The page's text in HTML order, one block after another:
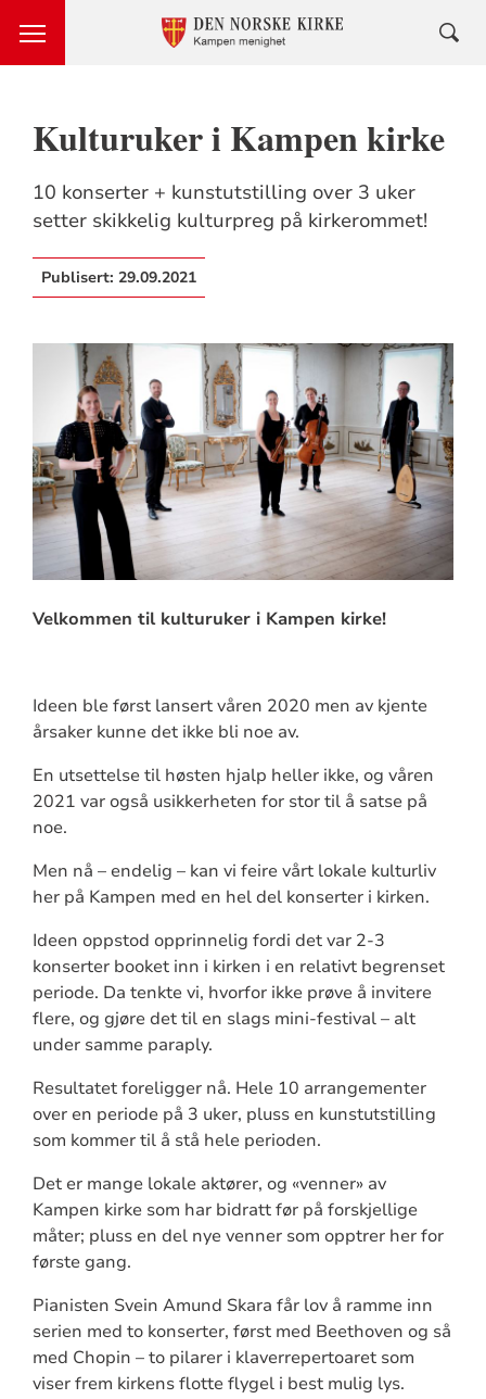
Kulturuker i Kampen kirke
10 konserter + kunstutstilling over 3 uker
setter skikkelig kulturpreg på kirkerommet!
Publisert: 29.09.2021
Velkommen til kulturuker i Kampen kirke!
Ideen ble først lansert våren 2020 men av kjente
årsaker kunne det ikke bli noe av.
En utsettelse til høsten hjalp heller ikke, og våren
2021 var også usikkerheten for stor til å satse på
noe.
Men nå – endelig – kan vi feire vårt lokale kulturliv
her på Kampen med en hel del konserter i kirken.
Ideen oppstod opprinnelig fordi det var 2-3
konserter booket inn i kirken i en relativt begrenset
periode. Da tenkte vi, hvorfor ikke prøve å invitere
flere, og gjøre det til en slags mini-festival – alt
under samme paraply.
Resultatet foreligger nå. Hele 10 arrangementer
over en periode på 3 uker, pluss en kunstutstilling
som kommer til å stå hele perioden.
Det er mange lokale aktører, og «venner» av
Kampen kirke som har bidratt før på forskjellige
måter; pluss en del nye venner som opptrer her for
første gang.
Pianisten Svein Amund Skara får lov å ramme inn
serien med to konserter, først med Beethoven og så
med Chopin – to pilarer i klaverrepertoaret som
viser frem kirkens flotte flygel i best mulig lys.